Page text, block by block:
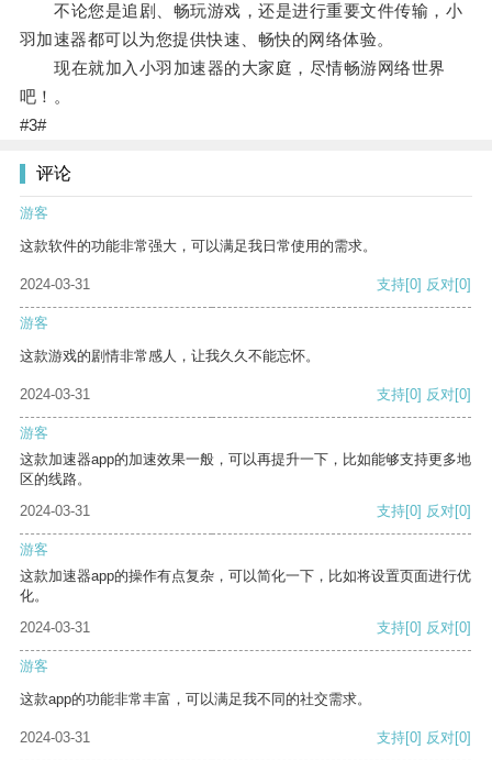
不论您是追剧、畅玩游戏，还是进行重要文件传输，小
羽加速器都可以为您提供快速、畅快的网络体验。
现在就加入小羽加速器的大家庭，尽情畅游网络世界
吧！。
#3#
评论
游客
这款软件的功能非常强大，可以满足我日常使用的需求。
2024-03-31 支持[0] 反对[0]
游客
这款游戏的剧情非常感人，让我久久不能忘怀。
2024-03-31 支持[0] 反对[0]
游客
这款加速器app的加速效果一般，可以再提升一下，比如能够支持更多地
区的线路。
2024-03-31
支持[0] 反对[0]
游客
这款加速器app的操作有点复杂，可以简化一下，比如将设置页面进行优
化。
2024-03-31
支持[0] 反对[0]
游客
这款app的功能非常丰富，可以满足我不同的社交需求。
2024-03-31 支持[0] 反对[0]